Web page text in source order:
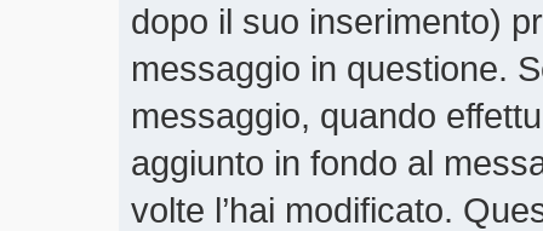
dopo il suo inserimento)
messaggio in questione.
messaggio, quando
aggiunto in fondo al
volte l’hai modificato.